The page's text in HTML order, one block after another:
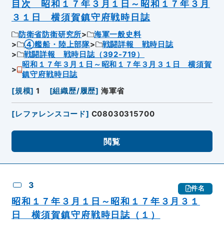
目次 昭和１７年３月１日～昭和１７年３月
３１日 横須賀鎮守府戦時日誌
防衛省防衛研究所
海軍一般史料
④艦船・陸上部隊
戦闘詳報 戦時日誌
戦闘詳報 戦時日誌（392-719）
昭和１７年３月１日～昭和１７年３月３１日 横須賀
鎮守府戦時日誌
[規模] 1 [組織歴/履歴] 海軍省
[レファレンスコード] C08030315700
閲覧
3 件名
昭和１７年３月１日～昭和１７年３月３１
日 横須賀鎮守府戦時日誌（１）